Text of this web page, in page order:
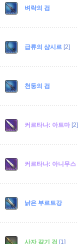
벼락의 검
급류의 샴시르 [2]
천둥의 검
커르타나: 아트마 [2]
커르타나: 아니무스
낡은 부르트강
사자 갈기 검 [1]